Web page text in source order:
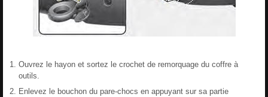
Ouvrez le hayon et sortez le crochet de remorquage du coffre à
outils.
Enlevez le bouchon du pare-chocs en appuyant sur sa partie